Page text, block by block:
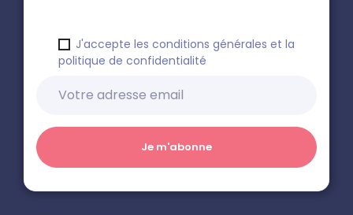
J'accepte les conditions générales et la
politique de confidentialité